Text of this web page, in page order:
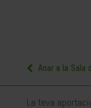
Anar a la Sala
La teva